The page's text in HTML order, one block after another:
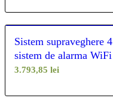
Sistem supraveghere
sistem de alarma
3.793,85 lei